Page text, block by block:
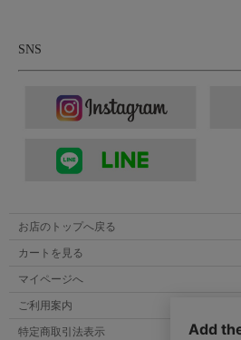
素材には皮革産業の盛んな兵庫県姫路
革よりも時間を掛けて植物由来の成分
はそのクオリティの高さもお墨付き。
生かし、魅力の1つとしている点もこ
裏側から型押しのエンボス加工を施し
きはもちろん、開いたときには柄がよ
り、裏も表も楽しめるデザインにな
SNS
お店のトップへ戻る
カートを見る
マイページへ
ご利用案内
特定商取引法表示